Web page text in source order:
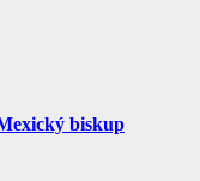
biskup